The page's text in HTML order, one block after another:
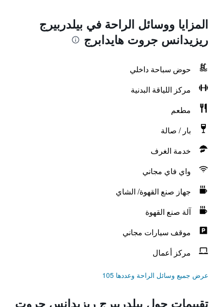
المزايا ووسائل الراحة في بيلدربيرج
ريزيدانس جروت هايدابرج
حوض سباحة داخلي
مركز اللياقة البدنية
مطعم
بار / صالة
خدمة الغرف
واي فاي مجاني
جهاز صنع القهوة/ الشاي
آلة صنع القهوة
موقف سيارات مجاني
مركز أعمال
عرض جميع وسائل الراحة وعددها 105
تقييمات حول بيلدربيرج ريزيدانس جروت